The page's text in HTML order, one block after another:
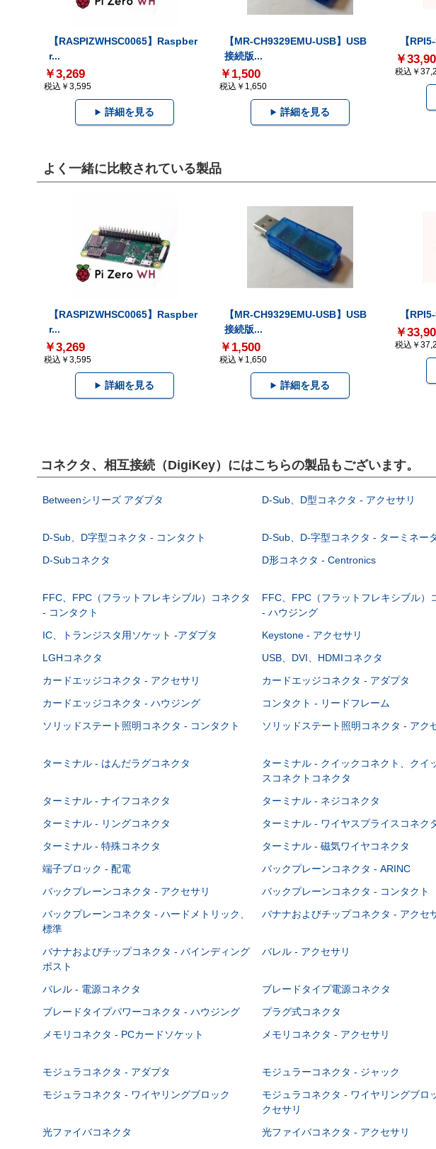
【RASPIZWHSC0065】Raspber
r...
￥3,269
税込￥3,595
詳細を見る
【MR-CH9329EMU-USB】USB
接続版...
￥1,500
税込￥1,650
詳細を見る
【
￥
税込￥
よく一緒に比較されている製品
【RASPIZWHSC0065】Raspber
r...
￥3,269
税込￥3,595
詳細を見る
【MR-CH9329EMU-USB】USB
接続版...
￥1,500
税込￥1,650
詳細を見る
【
￥
税込￥
コネクタ、相互接続（DigiKey）にはこちらの製品もございます。
Betweenシリーズ アダプタ D-Sub、D型コネクタ - アクセサリ
D-Sub、D字型コネクタ - コンタクト D-Sub、D-字型コネクタ - ターミネー
D-Subコネクタ
D形コネクタ - Centronics
FFC、FPC（フラットフレキシブル）コネクタ
- コンタクト
FFC、FPC（フラットフレキシブル）
- ハウジング
IC、トランジスタ用ソケット -アダプタ Keystone - アクセサリ
LGHコネクタ
USB、DVI、HDMIコネクタ
カードエッジコネクタ - アクセサリ
カードエッジコネクタ - アダプタ
カードエッジコネクタ - ハウジング
コンタクト - リードフレーム
ソリッドステート照明コネクタ - コンタクト
ソリッドステート照明コネクタ - アク
ターミナル - はんだラグコネクタ
ターミナル - クイックコネクト、クイ
スコネクトコネクタ
ターミナル - ナイフコネクタ ターミナル - ネジコネクタ
ターミナル - リングコネクタ
ターミナル - ワイヤスプライスコネク
ターミナル - 特殊コネクタ
ターミナル - 磁気ワイヤコネクタ
端子ブロック - 配電
バックプレーンコネクタ - ARINC
バックプレーンコネクタ - アクセサリ
バックプレーンコネクタ - コンタクト
バックプレーンコネクタ - ハードメトリック、
標準
バナナおよびチップコネクタ - アクセ
バナナおよびチップコネクタ - バインディング
ポスト
バレル - アクセサリ
バレル - 電源コネクタ ブレードタイプ電源コネクタ
ブレードタイプパワーコネクタ - ハウジング
プラグ式コネクタ
メモリコネクタ - PCカードソケット
メモリコネクタ - アクセサリ
モジュラコネクタ - アダプタ モジュラーコネクタ - ジャック
モジュラコネクタ - ワイヤリングブロック
モジュラコネクタ - ワイヤリングブロ
クセサリ
光ファイバコネクタ 光ファイバコネクタ - アクセサリ